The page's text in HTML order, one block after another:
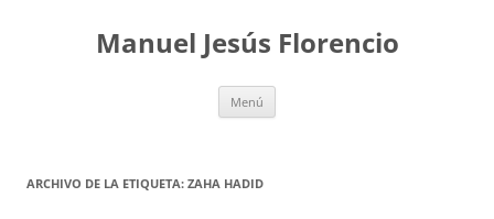
contenidoManuel Jesús Florencio
Menú
ARCHIVO DE LA ETIQUETA: ZAHA HADID